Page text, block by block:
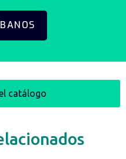
catálogo